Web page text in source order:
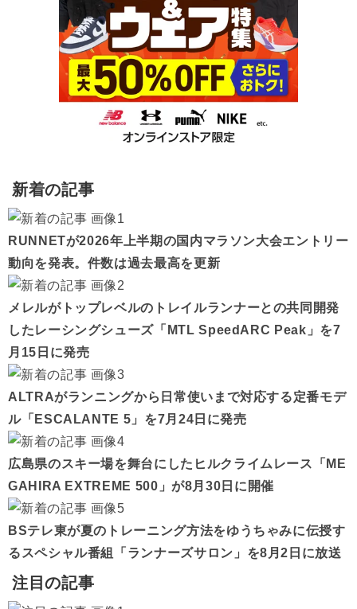
新着の記事
RUNNETが2026年上半期の国内マラソン大会エントリー
動向を発表。件数は過去最高を更新
メレルがトップレベルのトレイルランナーとの共同開発
したレーシングシューズ「MTL SpeedARC Peak」を7
月15日に発売
ALTRAがランニングから日常使いまで対応する定番モデ
ル「ESCALANTE 5」を7月24日に発売
広島県のスキー場を舞台にしたヒルクライムレース「ME
GAHIRA EXTREME 500」が8月30日に開催
BSテレ東が夏のトレーニング方法をゆうちゃみに伝授す
るスペシャル番組「ランナーズサロン」を8月2日に放送
注目の記事